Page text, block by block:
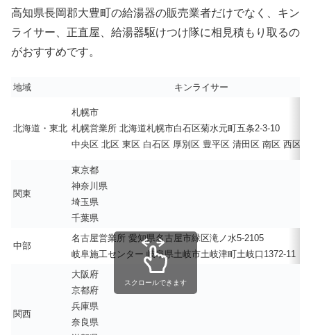
高知県長岡郡大豊町の給湯器の販売業者だけでなく、キン
ライサー、正直屋、給湯器駆けつけ隊に相見積もり取るの
がおすすめです。
地域 キンライサー
北海道・東北
札幌市
札幌営業所 北海道札幌市白石区菊水元町五条2-3-10
中央区 北区 東区 白石区 厚別区 豊平区 清田区 南区 西区
関東
東京都
神奈川県
埼玉県
千葉県
中部
名古屋営業所 愛知県名古屋市緑区滝ノ水5-2105
岐阜施工センター 岐阜県土岐市土岐津町土岐口1372-11
関西
大阪府
京都府
兵庫県
奈良県
スクロールできます